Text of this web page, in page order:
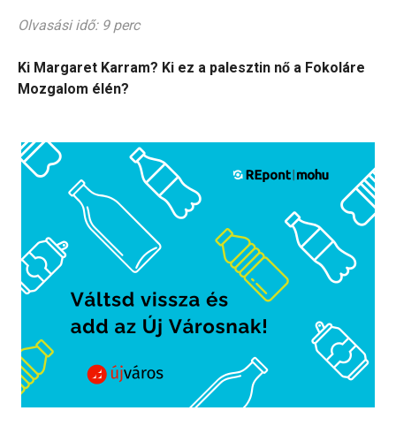
Olvasási idő: 9 perc
Ki Margaret Karram? Ki ez a palesztin nő a Fokoláre
Mozgalom élén?